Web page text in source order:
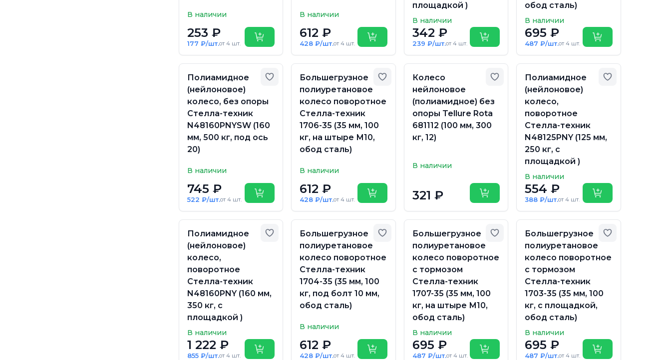
В наличии
253 ₽
177 ₽/шт.от 4 шт. Купить
В наличии
612 ₽
428 ₽/шт.от 4 шт. Купить
площадкой )
В наличии
342 ₽
239 ₽/шт.от 4 шт. Купить
обод сталь)
В наличии
695 ₽
487 ₽/шт.от 4 шт. Купить
Добавить в избранное
Полиамидное
(нейлоновое)
колесо, без опоры
Стелла-техник
N48160PNYSW (160
мм, 500 кг, под ось
20)
В наличии
745 ₽
522 ₽/шт.от 4 шт. Купить
Добавить в избранное
Большегрузное
полиуретановое
колесо поворотное
Стелла-техник
1706-35 (35 мм, 100
кг, на штыре М10,
обод сталь)
В наличии
612 ₽
428 ₽/шт.от 4 шт. Купить
Добавить в избранное
Колесо
нейлоновое
(полиамидное) без
опоры Tellure Rota
681112 (100 мм, 300
кг, 12)
В наличии
321 ₽ Купить
Добавить в
Полиамидное
(нейлоновое)
колесо,
поворотное
Стелла-техник
N48125PNY (125 мм,
250 кг, с
площадкой )
В наличии
554 ₽
388 ₽/шт.от 4 шт. Купить
Добавить в избранное
Полиамидное
(нейлоновое)
колесо,
поворотное
Стелла-техник
N48160PNY (160 мм,
350 кг, с
площадкой )
В наличии
1 222 ₽
855 ₽/шт.от 4 шт. Купить
Добавить в избранное
Большегрузное
полиуретановое
колесо поворотное
Стелла-техник
1704-35 (35 мм, 100
кг, под болт 10 мм,
обод сталь)
В наличии
612 ₽
428 ₽/шт.от 4 шт. Купить
Добавить в избранное
Большегрузное
полиуретановое
колесо поворотное
с тормозом
Стелла-техник
1707-35 (35 мм, 100
кг, на штыре М10,
обод сталь)
В наличии
695 ₽
487 ₽/шт.от 4 шт. Купить
Добавить в
Большегрузное
полиуретановое
колесо поворотное
с тормозом
Стелла-техник
1703-35 (35 мм, 100
кг, с площадкой,
обод сталь)
В наличии
695 ₽
487 ₽/шт.от 4 шт. Купить